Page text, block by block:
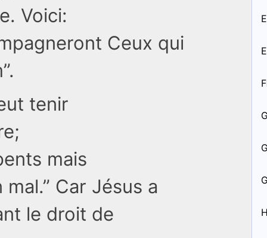
Voici:
Ceux qui
tenir
mais
Car Jésus a
le droit de